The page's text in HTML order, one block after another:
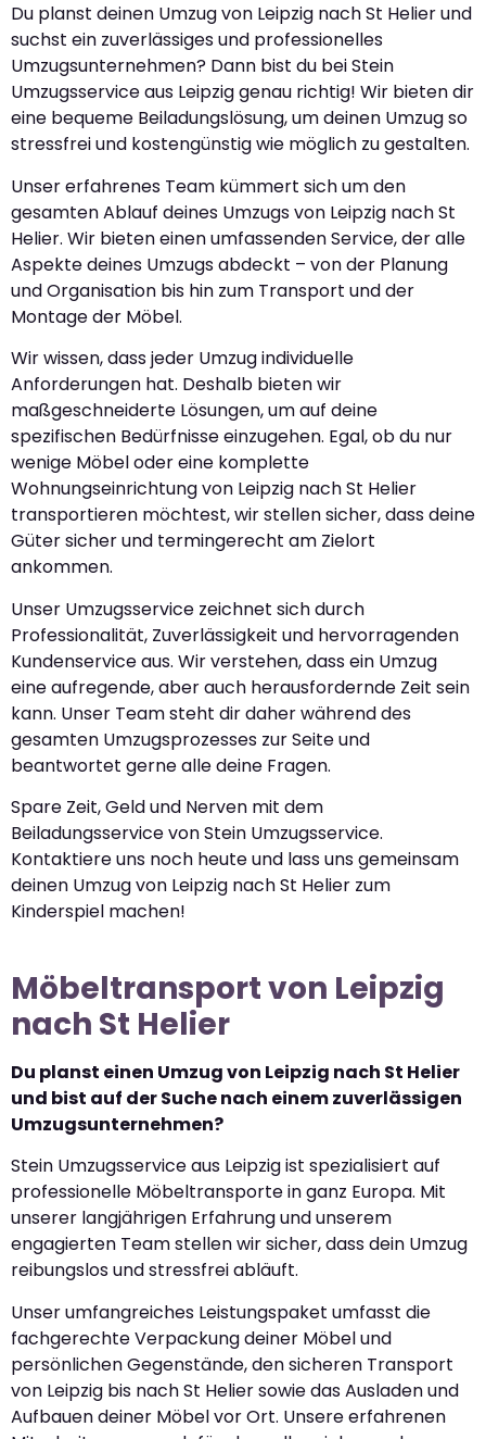
Du planst deinen Umzug von Leipzig nach St Helier und
suchst ein zuverlässiges und professionelles
Umzugsunternehmen? Dann bist du bei Stein
Umzugsservice aus Leipzig genau richtig! Wir bieten dir
eine bequeme Beiladungslösung, um deinen Umzug so
stressfrei und kostengünstig wie möglich zu gestalten.
Unser erfahrenes Team kümmert sich um den
gesamten Ablauf deines Umzugs von Leipzig nach St
Helier. Wir bieten einen umfassenden Service, der alle
Aspekte deines Umzugs abdeckt – von der Planung
und Organisation bis hin zum Transport und der
Montage der Möbel.
Wir wissen, dass jeder Umzug individuelle
Anforderungen hat. Deshalb bieten wir
maßgeschneiderte Lösungen, um auf deine
spezifischen Bedürfnisse einzugehen. Egal, ob du nur
wenige Möbel oder eine komplette
Wohnungseinrichtung von Leipzig nach St Helier
transportieren möchtest, wir stellen sicher, dass deine
Güter sicher und termingerecht am Zielort
ankommen.
Unser Umzugsservice zeichnet sich durch
Professionalität, Zuverlässigkeit und hervorragenden
Kundenservice aus. Wir verstehen, dass ein Umzug
eine aufregende, aber auch herausfordernde Zeit sein
kann. Unser Team steht dir daher während des
gesamten Umzugsprozesses zur Seite und
beantwortet gerne alle deine Fragen.
Spare Zeit, Geld und Nerven mit dem
Beiladungsservice von Stein Umzugsservice.
Kontaktiere uns noch heute und lass uns gemeinsam
deinen Umzug von Leipzig nach St Helier zum
Kinderspiel machen!
Möbeltransport von Leipzig
nach St Helier
Du planst einen Umzug von Leipzig nach St Helier
und bist auf der Suche nach einem zuverlässigen
Umzugsunternehmen?
Stein Umzugsservice aus Leipzig ist spezialisiert auf
professionelle Möbeltransporte in ganz Europa. Mit
unserer langjährigen Erfahrung und unserem
engagierten Team stellen wir sicher, dass dein Umzug
reibungslos und stressfrei abläuft.
Unser umfangreiches Leistungspaket umfasst die
fachgerechte Verpackung deiner Möbel und
persönlichen Gegenstände, den sicheren Transport
von Leipzig bis nach St Helier sowie das Ausladen und
Aufbauen deiner Möbel vor Ort. Unsere erfahrenen